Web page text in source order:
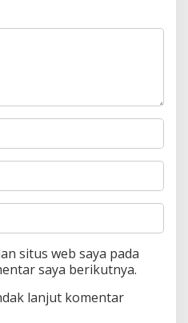
situs web saya pada
saya berikutnya.
lanjut komentar